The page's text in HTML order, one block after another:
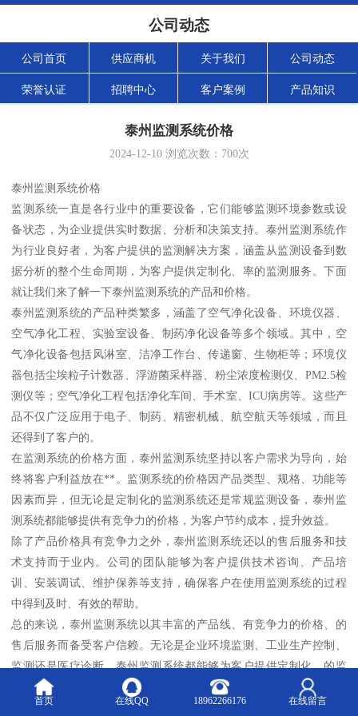
公司动态
公司首页 供应商机 关于我们 公司动态
荣誉认证 招聘中心 客户案例 产品知识
泰州监测系统价格
2024-12-10浏览次数： 700次
泰州监测系统价格
监测系统一直是各行业中的重要设备，它们能够监测环境参数或设
备状态，为企业提供实时数据、分析和决策支持。泰州监测系统作
为行业良好者，为客户提供的监测解决方案，涵盖从监测设备到数
据分析的整个生命周期，为客户提供定制化、率的监测服务。下面
就让我们来了解一下泰州监测系统的产品和价格。
泰州监测系统的产品种类繁多，涵盖了空气净化设备、环境仪器、
空气净化工程、实验室设备、制药净化设备等多个领域。其中，空
气净化设备包括风淋室、洁净工作台、传递窗、生物柜等；环境仪
器包括尘埃粒子计数器、浮游菌采样器、粉尘浓度检测仪、PM2.5检
测仪等；空气净化工程包括净化车间、手术室、ICU病房等。这些产
品不仅广泛应用于电子、制药、精密机械、航空航天等领域，而且
还得到了客户的。
在监测系统的价格方面，泰州监测系统坚持以客户需求为导向，始
终将客户利益放在**。监测系统的价格因产品类型、规格、功能等
因素而异，但无论是定制化的监测系统还是常规监测设备，泰州监
测系统都能够提供有竞争力的价格，为客户节约成本，提升效益。
除了产品价格具有竞争力之外，泰州监测系统还以的售后服务和技
术支持而于业内。公司的团队能够为客户提供技术咨询、产品培
训、安装调试、维护保养等支持，确保客户在使用监测系统的过程
中得到及时、有效的帮助。
总的来说，泰州监测系统以其丰富的产品线、有竞争力的价格、的
售后服务而备受客户信赖。无论是企业环境监测、工业生产控制、
监测还是医疗诊断，泰州监测系统都能够为客户提供定制化、的监
测解决方案。未来，泰州监测系统将继续秉承“客户至上、质量”的宗
旨，不断、完善产品，为客户创造大的**。
首页 在线QQ 18962266176 在线留言